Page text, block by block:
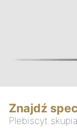
Znajdź
Plebiscyt